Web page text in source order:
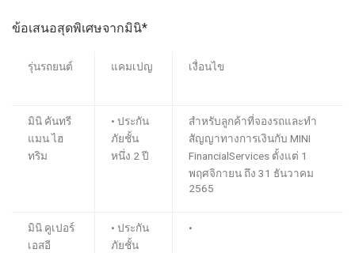
ข้อเสนอสุดพิเศษจากมินิ*
รุ่นรถยนต์ แคมเปญ เงื่อนไข
มินิ คันทรี
แมน ไฮ
ทริม
• ประกัน
ภัยชั้น
หนึ่ง 2 ปี
สำหรับลูกค้าที่จองรถและทำ
สัญญาทางการเงินกับ MINI
FinancialServices ตั้งแต่ 1
พฤศจิกายน ถึง 31 ธันวาคม
2565
มินิ คูเปอร์
เอสอี
• ประกัน
ภัยชั้น
•